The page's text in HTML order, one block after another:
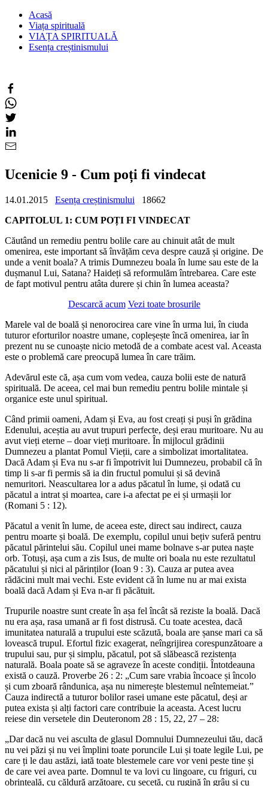
Acasă
Viața spirituală
VIAȚA SPIRITUALĂ
Esența creștinismului
Ucenicie 9 - Cum poți fi vindecat
14.01.2015 Esența creștinismului
18662
CAPITOLUL 1: CUM POȚI FI VINDECAT
Căutând un remediu pentru bolile care au chinuit atât de mult
omenirea, este important să învățăm ceva despre cauză și origine. De
unde a venit boala? A trimis Dumnezeu boala în lume sau este de la
dușmanul Lui, Satana? Haideți să reformulăm întrebarea. Care este
de fapt motivul pentru atâta durere și chin în lumea aceasta?
Descarcă acum Vezi toate brosurile
Marele val de boală și nenorocirea care vine în urma lui, în ciuda
tuturor eforturilor noastre umane, copleșește încă omenirea, iar în
prezent nu se cunoaște nicio metodă de a combate acest val. Aceasta
este o problemă care preocupă lumea în care trăim.
Adevărul este că, așa cum vom vedea, cauza bolii este de natură
spirituală. De aceea, cel mai bun remediu pentru bolile mintale și
organice este unul spiritual.
Când primii oameni, Adam și Eva, au fost creați și puși în grădina
Edenului, aceștia au avut trupuri perfecte, deși erau muritoare. Nu au
avut vieți eterne – doar vieți muritoare. În mijlocul grădinii
Dumnezeu a plantat Pomul Vieții, care a simbolizat imortalitatea.
Dacă Adam și Eva nu s-ar fi împotrivit lui Dumnezeu, probabil că în
timp li s-ar fi permis să ia din fructul pomului și să devină
nemuritori. Neascultarea lor a adus păcatul în lume, și odată cu
păcatul a intrat și moartea, care i-a afectat pe ei și urmașii lor
(Romani 5 : 12).
Păcatul a venit în lume, de aceea este, direct sau indirect, cauza
pentru moarte și boală. De exemplu, copilul unui bețiv suferă pentru
păcatul părintelui său. Copilul unei mame bolnave s-ar putea naște
orb. Totuși, așa cum a zis Isus, de multe ori boala nu este rezultatul
păcatului și nici al părinților (Ioan 9 : 3). Cauza ar putea avea
rădăcini mult mai vechi. Este evident că în lume nu ar mai exista
boală dacă Adam și Eva n-ar fi păcătuit.
Trupurile noastre sunt create în așa fel încât să reziste la boală. Dacă
nu era așa, rasa umană ar fi fost distrusă. Cu toate acestea, dacă
imunitatea naturală a trupului este scăzută, boala are șanse mari ca să
lovească trupul. Efortul fizic exagerat, neîngrijirea corespunzătoare a
trupului sau, pur și simplu, păcatul, pot să slăbească rezistența
naturală. Boala poate să se agraveze în aceste condiții. Întotdeauna
există o cauză. Proverbe 26 : 2: „Cum sare vrabia încoace și încolo
și cum zboară rândunica, așa nu nimerește blestemul neîntemeiat.”
Cauza indirectă a tuturor bolilor rasei umane este păcatul, deși ar
putea exista și alți factori care contribuie la aceasta. Acest lucru
reiese din versetele din Deuteronom 28 : 15, 22, 27 – 28:
„Dar dacă nu vei asculta de glasul Domnului Dumnezeului tău, dacă
nu vei păzi și nu vei împlini toate poruncile Lui și toate legile Lui, pe
care ți le dau astăzi, iată toate blestemele care vor veni peste tine și
de care vei avea parte. Domnul te va lovi cu lingoare, cu friguri, cu
obrinteală, cu căldură arzătoare, cu secetă, cu rugină în grâu și cu